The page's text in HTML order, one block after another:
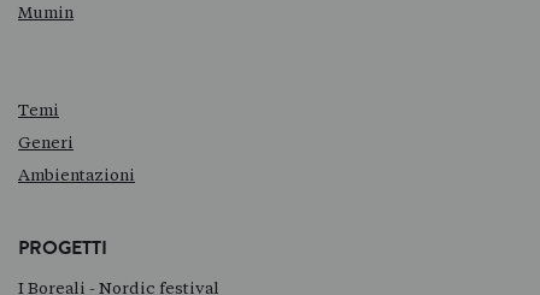
Mumin
Temi
Generi
Ambientazioni
PROGETTI
I Boreali - Nordic festival